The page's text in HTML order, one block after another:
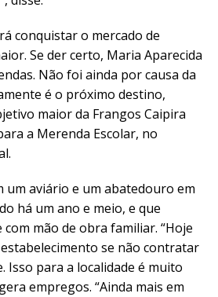
conquistar o mercado de
Se der certo, Maria Aparecida
Não foi ainda por causa da
é o próximo destino,
maior da Frangos Caipira
a Merenda Escolar, no
um aviário e um abatedouro em
há um ano e meio, e que
mão de obra familiar. “Hoje
se não contratar
Isso para a localidade é muito
empregos. “Ainda mais em